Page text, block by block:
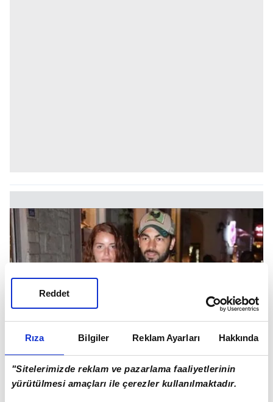
Rıza Bilgiler Reklam Ayarları Hakkında
"Sitelerimizde reklam ve pazarlama faaliyetlerinin
yürütülmesi amaçları ile çerezler kullanılmaktadır.
Reddet